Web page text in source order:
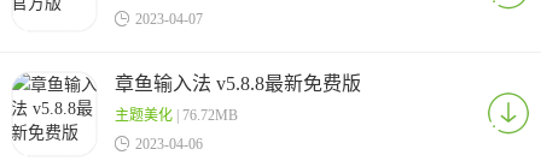
 2023-04-07
章鱼输入法 v5.8.8最新免费版
主题美化| 76.72MB
 2023-04-06